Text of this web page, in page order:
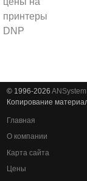
© 1996-2026
Копирование
Главная
О компании
Карта сайта
Цены